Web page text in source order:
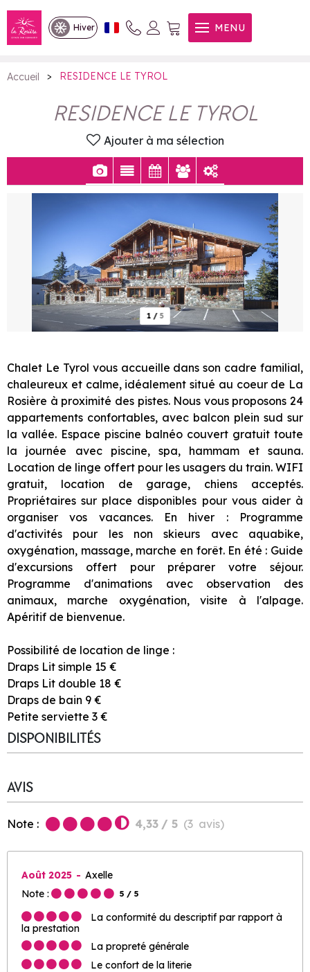
Hiver MENU
RESIDENCE LE TYROL
Accueil > RESIDENCE LE TYROL
RESIDENCE LE TYROL
Ajouter à ma sélection
1 / 5
Chalet Le Tyrol vous accueille dans son cadre familial,
chaleureux et calme, idéalement situé au coeur de La
Rosière à proximité des pistes. Nous vous proposons 24
appartements confortables, avec balcon plein sud sur
la vallée. Espace piscine balnéo couvert gratuit toute
la journée avec piscine, spa, hammam et sauna.
Location de linge offert pour les usagers du train. WIFI
gratuit, location de garage, chiens acceptés.
Propriétaires sur place disponibles pour vous aider à
organiser vos vacances. En hiver : Programme
d'activités pour les non skieurs avec aquabike,
oxygénation, massage, marche en forêt. En été : Guide
d'excursions offert pour préparer votre séjour.
Programme d'animations avec observation des
animaux, marche oxygénation, visite à l'alpage.
Apéritif de bienvenue.
Possibilité de location de linge :
Draps Lit simple 15 €
Draps Lit double 18 €
Draps de bain 9 €
Petite serviette 3 €
DISPONIBILITÉS
AVIS
Note : 4,33 / 5 (3 avis)
Août 2025
Axelle
Note :
5 / 5
La conformité du descriptif par rapport à
la prestation
La propreté générale
Le confort de la literie